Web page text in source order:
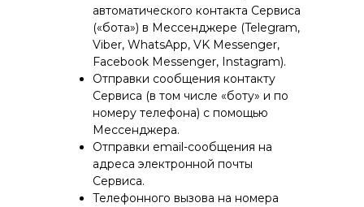
автоматического контакта Сервиса
(«бота») в Мессенджере (Telegram,
Viber, WhatsApp, VK Messenger,
Facebook Messenger, Instagram).
Отправки сообщения контакту
Сервиса (в том числе «боту» и по
номеру телефона) с помощью
Мессенджера.
Отправки email-сообщения на
адреса электронной почты
Сервиса.
Телефонного вызова на номера